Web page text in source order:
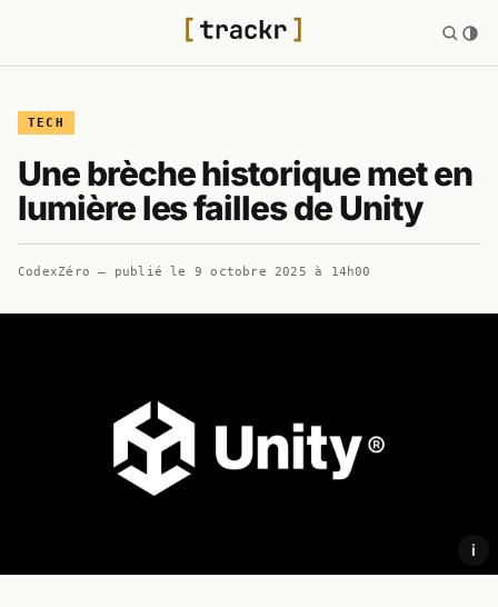
TECH
Une brèche historique met en
lumière les failles de Unity
CodexZéro — publié le 9 octobre 2025 à 14h00
i